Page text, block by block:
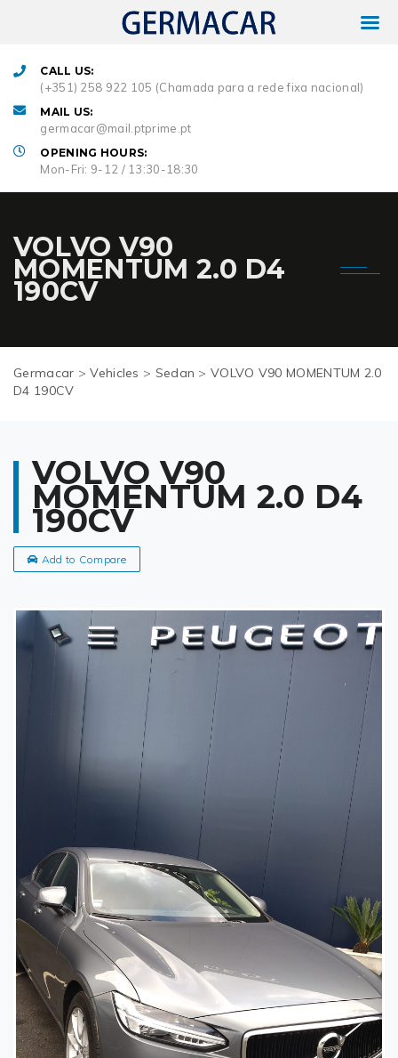
CALL US:
(+351) 258 922 105 (Chamada para a rede fixa nacional)
MAIL US:
germacar@mail.ptprime.pt
OPENING HOURS:
Mon-Fri: 9-12 / 13:30-18:30
VOLVO V90
MOMENTUM 2.0 D4
190CV
Germacar >Vehicles > Sedan >VOLVO V90 MOMENTUM 2.0
D4 190CV
VOLVO V90
MOMENTUM 2.0 D4
190CV
Add to Compare